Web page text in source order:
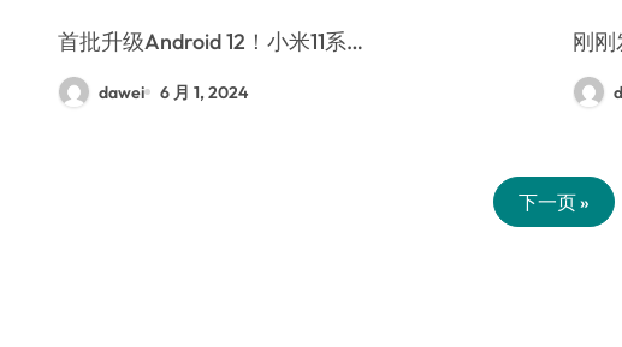
首批升级Android 12！小米11系…
dawei 6 月 1, 2024
刚
下一页 »